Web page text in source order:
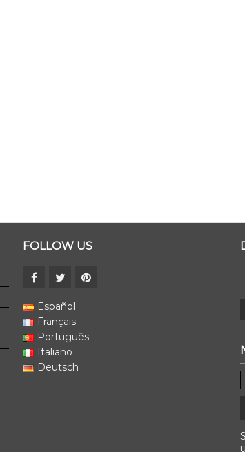
FOLLOW US
Español
Français
Português
Italiano
Deutsch